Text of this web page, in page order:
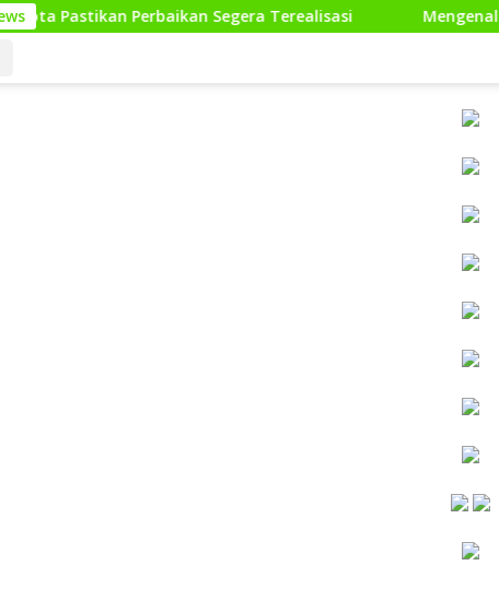
Segera Terealisasi Mengenal Nagari Lewat